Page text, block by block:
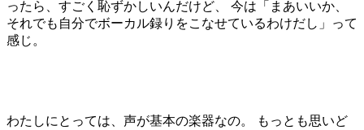
ったら、すごく恥ずかしいんだけど、 今は「まあいいか、
それでも自分でボーカル録りをこなせているわけだし」って
感じ。
わたしにとっては、声が基本の楽器なの。 もっとも思いど